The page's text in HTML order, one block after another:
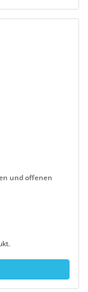
und offenen